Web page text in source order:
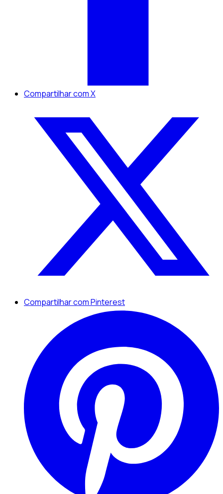
Compartilhar com X
Compartilhar com Pinterest